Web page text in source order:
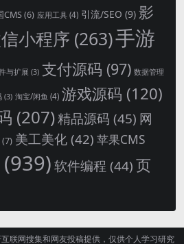
CMS(6) 应用工具 (4) 引流/SEO (9) 影
小程序 (263)手游
与扩展 (3) 支付源码 (97) 数据管理
(3) 淘宝/闲鱼 (4) 游戏源码 (120)
(207)精品源码 (45) 网
(7) 美工美化 (42) 苹果CMS
(939)软件编程 (44)页
联网搜集和网友投稿提供，仅供个人学习研究